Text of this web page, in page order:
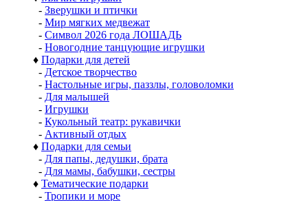
- Зверушки и птички
- Мир мягких медвежат
- Символ 2026 года ЛОШАДЬ
- Новогодние танцующие игрушки
♦ Подарки для детей
- Детское творчество
- Настольные игры, паззлы, головоломки
- Для малышей
- Игрушки
- Кукольный театр: рукавички
- Активный отдых
♦ Подарки для семьи
- Для папы, дедушки, брата
- Для мамы, бабушки, сестры
♦ Тематические подарки
- Тропики и море